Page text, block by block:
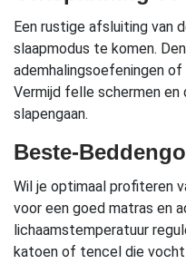
Een rustige afsluiting van
slaapmodus te komen.
ademhalingsoefeningen
Vermijd felle schermen
slapengaan.
Beste-
Wil je optimaal profiteren
voor een goed matras en
lichaamstemperatuur
katoen of tencel die